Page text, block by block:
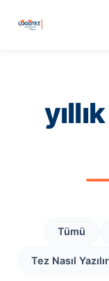
Tümü
Tez Nasıl